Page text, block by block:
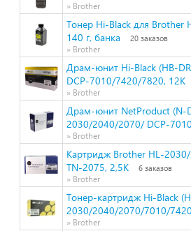
» Brother
Тонер Hi-Black для
140 г, банка
20 заказов
» Brother
Драм-юнит Hi-Black (HB-
DCP-7010/7420/7820, 12K
» Brother
Драм-юнит NetProduct (N-
2030/2040/2070/ DCP-
» Brother
Картридж Brother HL-
TN-2075, 2,5К
6 заказов
» Brother
Тонер-картридж Hi-Black
2030/2040/2070/7010/
» Brother